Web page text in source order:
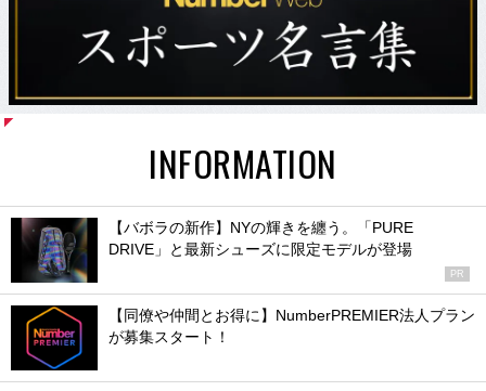
INFORMATION
【バボラの新作】NYの輝きを纏う。「PURE
DRIVE」と最新シューズに限定モデルが登場
PR
【同僚や仲間とお得に】NumberPREMIER法人プラン
が募集スタート！